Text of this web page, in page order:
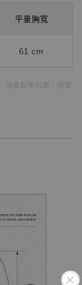
平量胸寬
61 cm
測量點等因素，